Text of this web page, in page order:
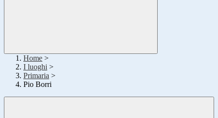
Home >
I luoghi >
Primaria >
Pio Borri